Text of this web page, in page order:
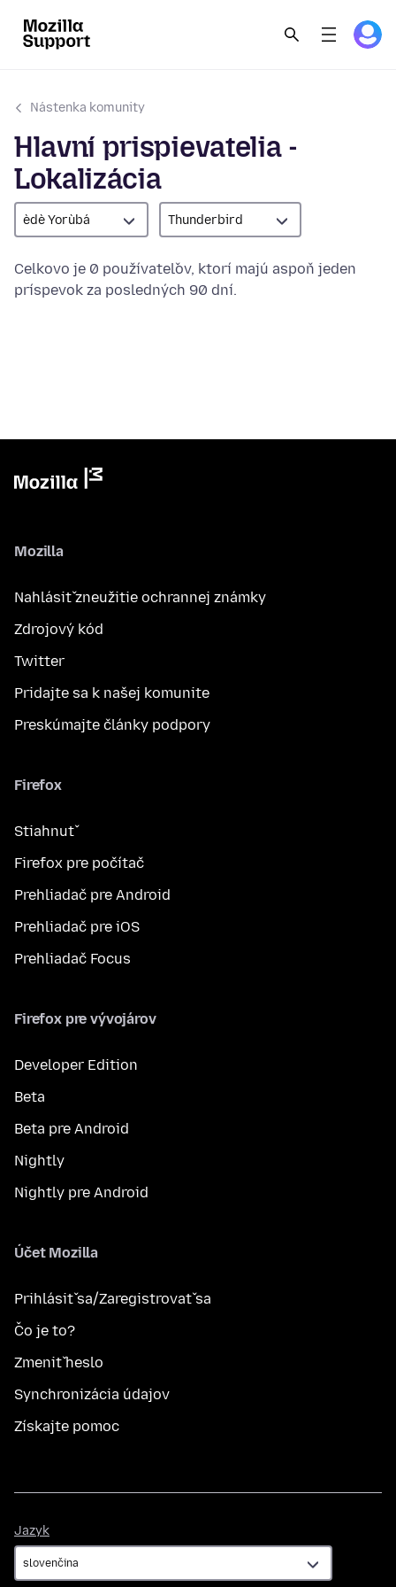
Nástenka komunity
Hlavní prispievatelia -
Lokalizácia
èdè Yorùbá Thunderbird
Celkovo je 0 používateľov, ktorí majú aspoň jeden
príspevok za posledných 90 dní.
Mozilla
Nahlásiť zneužitie ochrannej známky
Zdrojový kód
Twitter
Pridajte sa k našej komunite
Preskúmajte články podpory
Firefox
Stiahnuť
Firefox pre počítač
Prehliadač pre Android
Prehliadač pre iOS
Prehliadač Focus
Firefox pre vývojárov
Developer Edition
Beta
Beta pre Android
Nightly
Nightly pre Android
Účet Mozilla
Prihlásiť sa/Zaregistrovať sa
Čo je to?
Zmeniť heslo
Synchronizácia údajov
Získajte pomoc
Jazyk